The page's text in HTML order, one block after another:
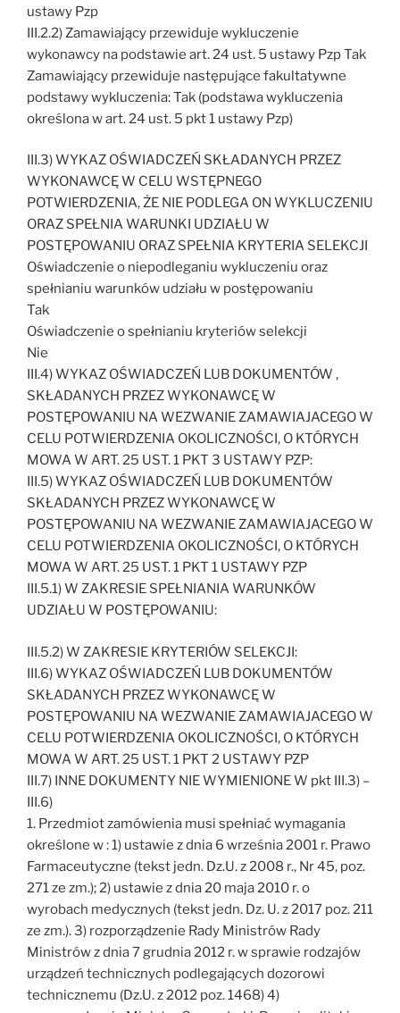
ustawy Pzp
III.2.2) Zamawiający przewiduje wykluczenie
wykonawcy na podstawie art. 24 ust. 5 ustawy Pzp Tak
Zamawiający przewiduje następujące fakultatywne
podstawy wykluczenia: Tak (podstawa wykluczenia
określona w art. 24 ust. 5 pkt 1 ustawy Pzp)
III.3) WYKAZ OŚWIADCZEŃ SKŁADANYCH PRZEZ
WYKONAWCĘ W CELU WSTĘPNEGO
POTWIERDZENIA, ŻE NIE PODLEGA ON WYKLUCZENIU
ORAZ SPEŁNIA WARUNKI UDZIAŁU W
POSTĘPOWANIU ORAZ SPEŁNIA KRYTERIA SELEKCJI
Oświadczenie o niepodleganiu wykluczeniu oraz
spełnianiu warunków udziału w postępowaniu
Tak
Oświadczenie o spełnianiu kryteriów selekcji
Nie
III.4) WYKAZ OŚWIADCZEŃ LUB DOKUMENTÓW ,
SKŁADANYCH PRZEZ WYKONAWCĘ W
POSTĘPOWANIU NA WEZWANIE ZAMAWIAJACEGO W
CELU POTWIERDZENIA OKOLICZNOŚCI, O KTÓRYCH
MOWA W ART. 25 UST. 1 PKT 3 USTAWY PZP:
III.5) WYKAZ OŚWIADCZEŃ LUB DOKUMENTÓW
SKŁADANYCH PRZEZ WYKONAWCĘ W
POSTĘPOWANIU NA WEZWANIE ZAMAWIAJACEGO W
CELU POTWIERDZENIA OKOLICZNOŚCI, O KTÓRYCH
MOWA W ART. 25 UST. 1 PKT 1 USTAWY PZP
III.5.1) W ZAKRESIE SPEŁNIANIA WARUNKÓW
UDZIAŁU W POSTĘPOWANIU:
III.5.2) W ZAKRESIE KRYTERIÓW SELEKCJI:
III.6) WYKAZ OŚWIADCZEŃ LUB DOKUMENTÓW
SKŁADANYCH PRZEZ WYKONAWCĘ W
POSTĘPOWANIU NA WEZWANIE ZAMAWIAJACEGO W
CELU POTWIERDZENIA OKOLICZNOŚCI, O KTÓRYCH
MOWA W ART. 25 UST. 1 PKT 2 USTAWY PZP
III.7) INNE DOKUMENTY NIE WYMIENIONE W pkt III.3) –
III.6)
1. Przedmiot zamówienia musi spełniać wymagania
określone w : 1) ustawie z dnia 6 września 2001 r. Prawo
Farmaceutyczne (tekst jedn. Dz.U. z 2008 r., Nr 45, poz.
271 ze zm.); 2) ustawie z dnia 20 maja 2010 r. o
wyrobach medycznych (tekst jedn. Dz. U. z 2017 poz. 211
ze zm.). 3) rozporządzenie Rady Ministrów Rady
Ministrów z dnia 7 grudnia 2012 r. w sprawie rodzajów
urządzeń technicznych podlegających dozorowi
technicznemu (Dz.U. z 2012 poz. 1468) 4)